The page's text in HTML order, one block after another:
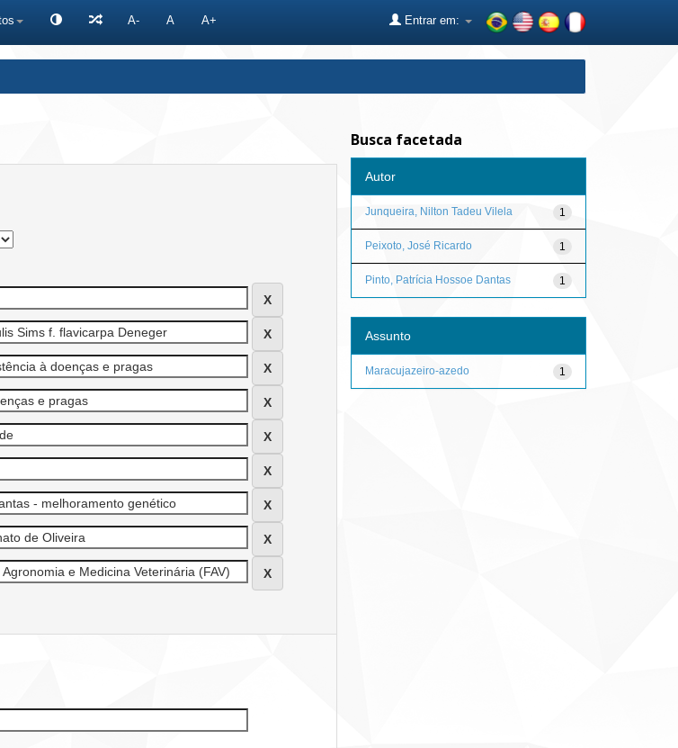
A- A A+ Entrar em:
Busca facetada
Autor
1
Junqueira, Nilton Tadeu Vilela
1
Peixoto, José Ricardo
1
Pinto, Patrícia Hossoe Dantas
Assunto
1
Maracujazeiro-azedo